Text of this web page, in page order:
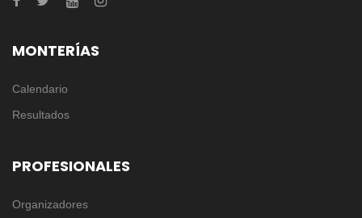
MONTERÍAS
Calendario
Resultados
PROFESIONALES
Organizadores